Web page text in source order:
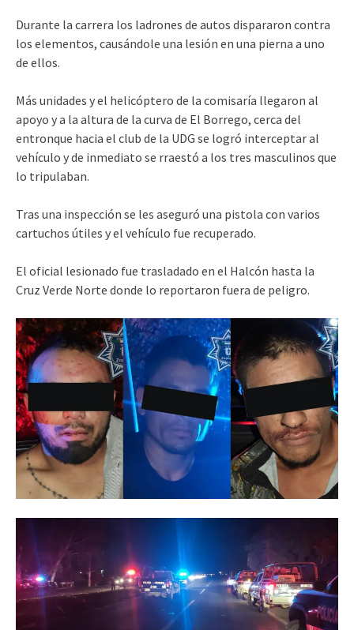
Durante la carrera los ladrones de autos dispararon contra
los elementos, causándole una lesión en una pierna a uno
de ellos.
Más unidades y el helicóptero de la comisaría llegaron al
apoyo y a la altura de la curva de El Borrego, cerca del
entronque hacia el club de la UDG se logró interceptar al
vehículo y de inmediato se rraestó a los tres masculinos que
lo tripulaban.
Tras una inspección se les aseguró una pistola con varios
cartuchos útiles y el vehículo fue recuperado.
El oficial lesionado fue trasladado en el Halcón hasta la
Cruz Verde Norte donde lo reportaron fuera de peligro.